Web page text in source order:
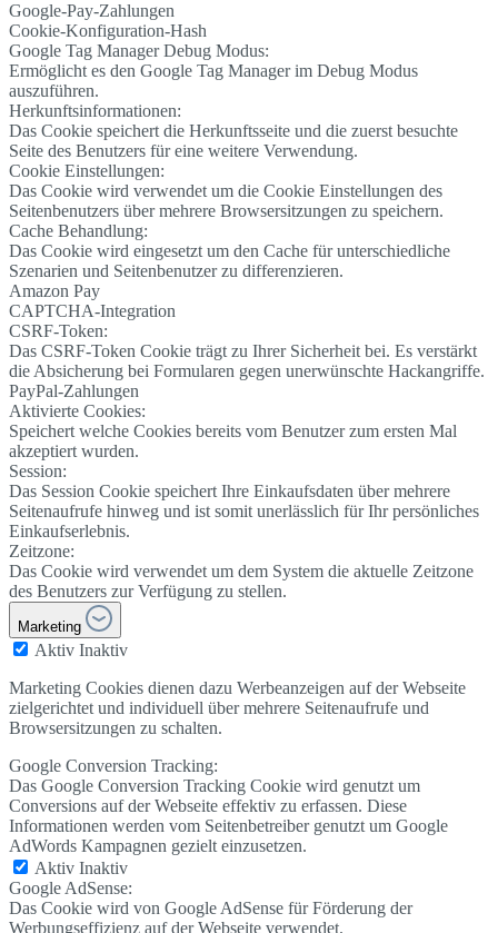
Google-Pay-Zahlungen
Cookie-Konfiguration-Hash
Google Tag Manager Debug Modus:
Ermöglicht es den Google Tag Manager im Debug Modus
auszuführen.
Herkunftsinformationen:
Das Cookie speichert die Herkunftsseite und die zuerst besuchte
Seite des Benutzers für eine weitere Verwendung.
Cookie Einstellungen:
Das Cookie wird verwendet um die Cookie Einstellungen des
Seitenbenutzers über mehrere Browsersitzungen zu speichern.
Cache Behandlung:
Das Cookie wird eingesetzt um den Cache für unterschiedliche
Szenarien und Seitenbenutzer zu differenzieren.
Amazon Pay
CAPTCHA-Integration
CSRF-Token:
Das CSRF-Token Cookie trägt zu Ihrer Sicherheit bei. Es verstärkt
die Absicherung bei Formularen gegen unerwünschte Hackangriffe.
PayPal-Zahlungen
Aktivierte Cookies:
Speichert welche Cookies bereits vom Benutzer zum ersten Mal
akzeptiert wurden.
Session:
Das Session Cookie speichert Ihre Einkaufsdaten über mehrere
Seitenaufrufe hinweg und ist somit unerlässlich für Ihr persönliches
Einkaufserlebnis.
Zeitzone:
Das Cookie wird verwendet um dem System die aktuelle Zeitzone
des Benutzers zur Verfügung zu stellen.
Marketing
Aktiv Inaktiv
Marketing Cookies dienen dazu Werbeanzeigen auf der Webseite
zielgerichtet und individuell über mehrere Seitenaufrufe und
Browsersitzungen zu schalten.
Google Conversion Tracking:
Das Google Conversion Tracking Cookie wird genutzt um
Conversions auf der Webseite effektiv zu erfassen. Diese
Informationen werden vom Seitenbetreiber genutzt um Google
AdWords Kampagnen gezielt einzusetzen.
Aktiv Inaktiv
Google AdSense:
Das Cookie wird von Google AdSense für Förderung der
Werbungseffizienz auf der Webseite verwendet.